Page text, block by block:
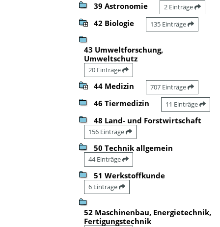
39 Astronomie 2 Einträge
42 Biologie 135 Einträge
43 Umweltforschung,
Umweltschutz
20 Einträge
44 Medizin 707 Einträge
46 Tiermedizin 11 Einträge
48 Land- und Forstwirtschaft
156 Einträge
50 Technik allgemein
44 Einträge
51 Werkstoffkunde
6 Einträge
52 Maschinenbau, Energietechnik,
Fertigungstechnik